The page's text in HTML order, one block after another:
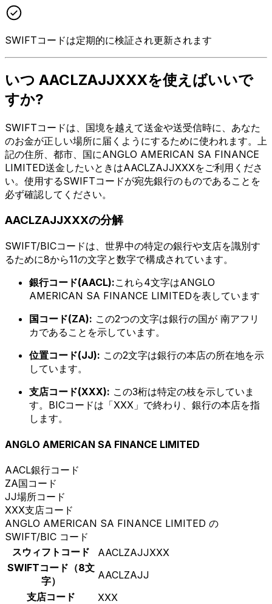
SWIFTコードは定期的に検証され更新されます
いつ AACLZAJJXXXを使えばいいで
すか?
SWIFTコードは、国境を越えて送金や送受信時に、あなた
のお金が正しい場所に届くようにするために使われます。上
記の住所、都市、国にANGLO AMERICAN SA FINANCE
LIMITED送金したいときはAACLZAJJXXXをご利用くださ
い。使用するSWIFTコードが宛先銀行のものであることを
必ず確認してください。
AACLZAJJXXXの分解
SWIFT/BICコードは、世界中の特定の銀行や支店を識別す
るために8から11の文字と数字で構成されています。
銀行コード(AACL):これら4文字はANGLO
AMERICAN SA FINANCE LIMITEDを表しています
国コード(ZA): この2つの文字は銀行の国が 南アフリ
カであることを示しています。
位置コード(JJ): この2文字は銀行の本店の所在地を示
しています。
支店コード(XXX): この3桁は特定の枝を示していま
す。BICコードは「XXX」で終わり、銀行の本店を指
します。
ANGLO AMERICAN SA FINANCE LIMITED
AACL銀行コード
ZA国コード
JJ場所コード
XXX支店コード
ANGLO AMERICAN SA FINANCE LIMITED の
SWIFT/BIC コード
スウィフトコード
AACLZAJJXXX
SWIFTコード（8文
字）
AACLZAJJ
支店コード
XXX